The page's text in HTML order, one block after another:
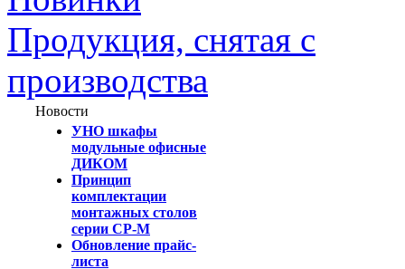
Продукция, снятая с
производства
Новости
УНО шкафы
модульные офисные
ДИКОМ
Принцип
комплектации
монтажных столов
серии СР-М
Обновление прайс-
листа